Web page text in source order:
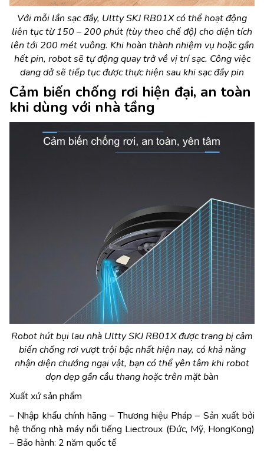
Với mỗi lần sạc đầy, Ultty SKJ RB01Xcó thể hoạt động
liên tục từ 150 – 200 phút (tùy theo chế độ) cho diện tích
lên tới 200 mét vuông. Khi hoàn thành nhiệm vụ hoặc gần
hết pin, robot sẽ tự động quay trở về vị trí sạc. Công việc
dang dở sẽ tiếp tục được thực hiện sau khi sạc đầy pin
Cảm biến chống rơi hiện đại, an toàn
khi dùng với nhà tầng
Robot hút bụi lau nhà Ultty SKJ RB01X được trang bị cảm
biến chống rơi vượt trội bậc nhất hiện nay, có khả năng
nhận diện chướng ngại vật, bạn có thể yên tâm khi robot
dọn dẹp gần cầu thang hoặc trên mặt bàn
Xuất xứ sản phẩm
– Nhập khẩu chính hãng – Thương hiệu Pháp – Sản xuất bởi
hệ thống nhà máy nổi tiếng Liectroux (Đức, Mỹ, HongKong)
– Bảo hành: 2 năm quốc tế